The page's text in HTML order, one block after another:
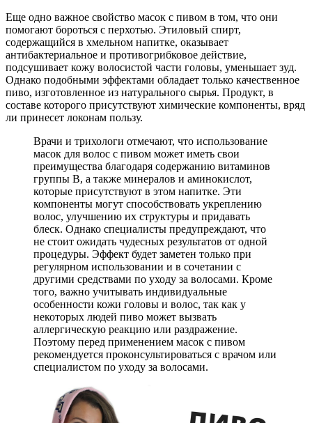
Еще одно важное свойство масок с пивом в том, что они
помогают бороться с перхотью. Этиловый спирт,
содержащийся в хмельном напитке, оказывает
антибактериальное и противогрибковое действие,
подсушивает кожу волосистой части головы, уменьшает зуд.
Однако подобными эффектами обладает только качественное
пиво, изготовленное из натурального сырья. Продукт, в
составе которого присутствуют химические компоненты, вряд
ли принесет локонам пользу.
Врачи и трихологи отмечают, что использование
масок для волос с пивом может иметь свои
преимущества благодаря содержанию витаминов
группы B, а также минералов и аминокислот,
которые присутствуют в этом напитке. Эти
компоненты могут способствовать укреплению
волос, улучшению их структуры и придавать
блеск. Однако специалисты предупреждают, что
не стоит ожидать чудесных результатов от одной
процедуры. Эффект будет заметен только при
регулярном использовании и в сочетании с
другими средствами по уходу за волосами. Кроме
того, важно учитывать индивидуальные
особенности кожи головы и волос, так как у
некоторых людей пиво может вызвать
аллергическую реакцию или раздражение.
Поэтому перед применением масок с пивом
рекомендуется проконсультироваться с врачом или
специалистом по уходу за волосами.